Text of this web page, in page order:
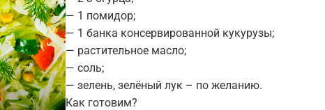
— 1 помидор;
— 1 банка консервированной кукурузы;
— растительное масло;
— соль;
— зелень, зелёный лук – по желанию.
Как готовим?